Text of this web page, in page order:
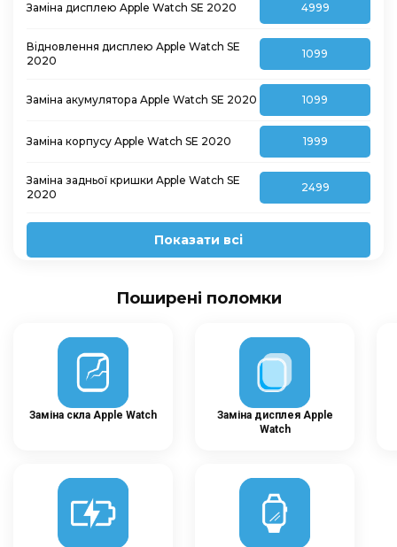
Заміна дисплею Apple Watch SE 2020 4999
Відновлення дисплею Apple Watch SE
2020
1099
Заміна акумулятора Apple Watch SE 2020 1099
Заміна корпусу Apple Watch SE 2020 1999
Заміна задньої кришки Apple Watch SE
2020
2499
Показати всі
Поширені поломки
Заміна скла Apple Watch
Заміна дисплея Apple
Watch